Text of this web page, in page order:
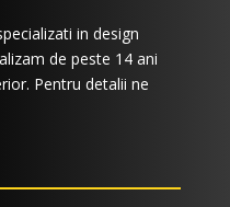
in design
de peste 14 ani
Pentru detalii ne